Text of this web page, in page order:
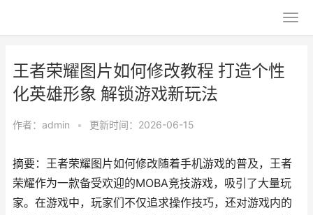
王者荣耀图片如何修改教程 打造个性
化英雄形象 解锁游戏新玩法
作者： admin • 更新时间：2026-06-15
摘要：王者荣耀图片如何修改随着手机游戏的普及，王者
荣耀作为一款备受欢迎的MOBA竞技游戏，吸引了大量玩
家。在游戏中，玩家们不仅追求操作技巧，还对游戏内的